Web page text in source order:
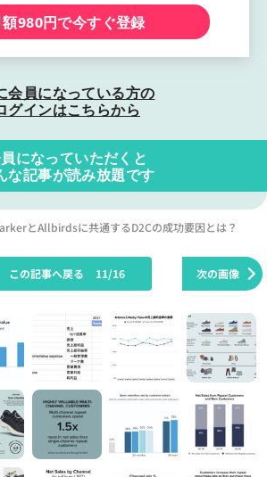
額980円で今すぐ登録
会員になっている方の
グインはこちらから
になっていただくと
な記事が読み放題です
とAllbirdsに共通するD2Cの成功要因とは？
次の画像
この記事へ戻る 11/16